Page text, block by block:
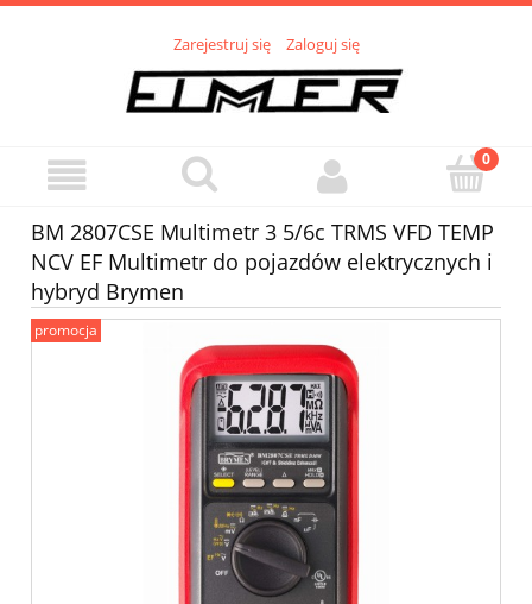
Zarejestruj się Zaloguj się
BM 2807CSE Multimetr 3 5/6c TRMS VFD TEMP
NCV EF Multimetr do pojazdów elektrycznych i
hybryd Brymen
promocja